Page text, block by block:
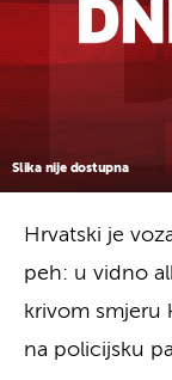
Slika nije dostupna
Hrvatski je
peh: u vidno
krivom smjeru
na policijsku